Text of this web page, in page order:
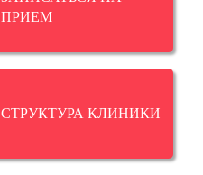
ПРИЕМ
СТРУКТУРА КЛИНИКИ